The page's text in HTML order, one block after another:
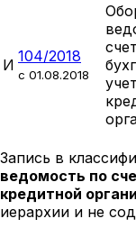
И 104/2018
c 01.08.2018
Запись в
ведомость по
кредитной
иерархии и не